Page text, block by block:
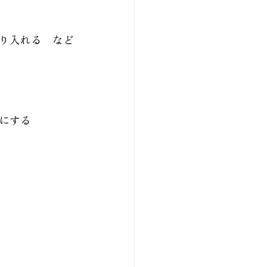
入れる　など
する